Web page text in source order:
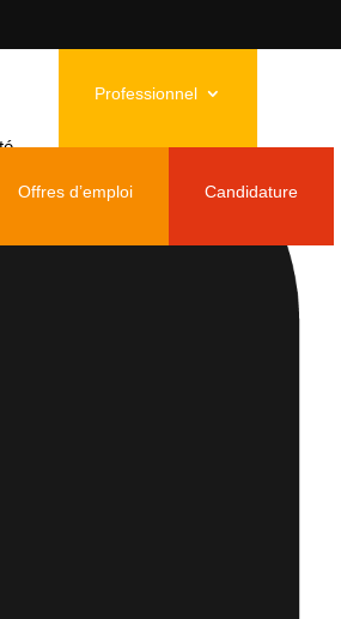
Professionnel
Offres d’emploi Candidature